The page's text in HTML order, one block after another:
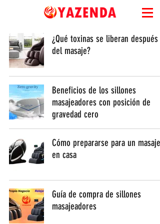
¿Qué toxinas se liberan después
del masaje?
Beneficios de los sillones
masajeadores con posición de
gravedad cero
Cómo prepararse para un masaje
en casa
Guía de compra de sillones
masajeadores